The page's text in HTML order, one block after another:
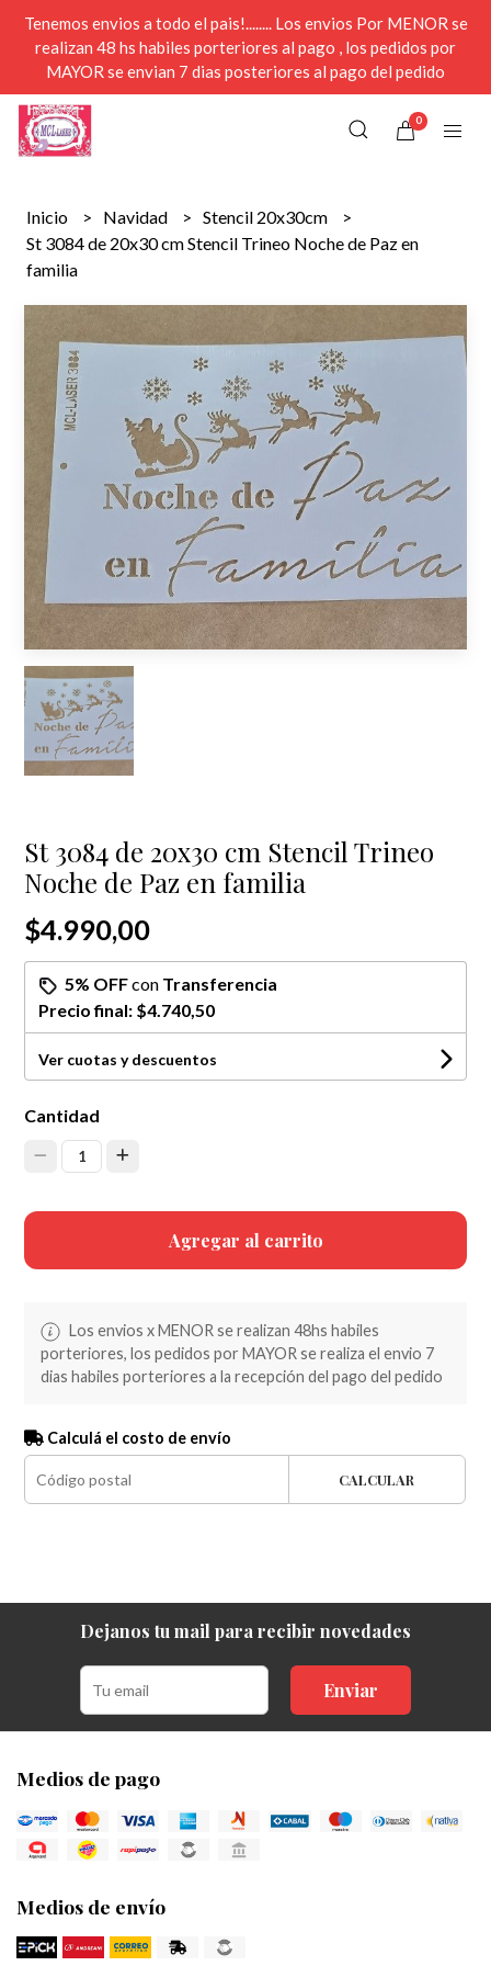
Tenemos envios a todo el pais!........ Los envios Por MENOR se
realizan 48 hs habiles porteriores al pago , los pedidos por
MAYOR se envian 7 dias posteriores al pago del pedido
0
Inicio Navidad
Stencil 20x30cm
St 3084 de 20x30 cm Stencil Trineo Noche de Paz en
familia
St 3084 de 20x30 cm Stencil Trineo
Noche de Paz en familia
$4.990,00
5% OFFcon Transferencia
Precio final: $4.740,50
Ver cuotas y descuentos
Cantidad
1
Agregar al carrito
Los envios x MENOR se realizan 48hs habiles
porteriores, los pedidos por MAYOR se realiza el envio 7
dias habiles porteriores a la recepción del pago del pedido
Calculá el costo de envío
CALCULAR
Dejanos tu mail para recibir novedades
Enviar
Medios de pago
Medios de envío